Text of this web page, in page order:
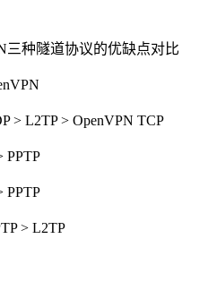
三种隧道协议的优缺点对比
> L2TP > OpenVPN TCP
PPTP
PPTP
> L2TP